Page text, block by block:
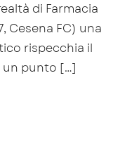
di Farmacia
Cesena FC) una
rispecchia il
un punto […]